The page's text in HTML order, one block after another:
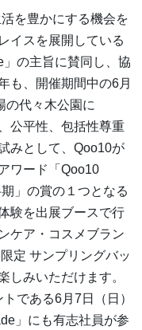
を豊かにする機会を
イスを展開している
の主旨に賛同し、協
も、開催期間中の6月
の代々木公園に
公平性、包括性尊重
みとして、Qoo10が
ワード「Qoo10
」の賞の１つとなる
験を出展ブースで行
ケア・コスメブラン
定 サンプリングバッ
しみいただけます。
である6月7日（日）
」にも有志社員が参